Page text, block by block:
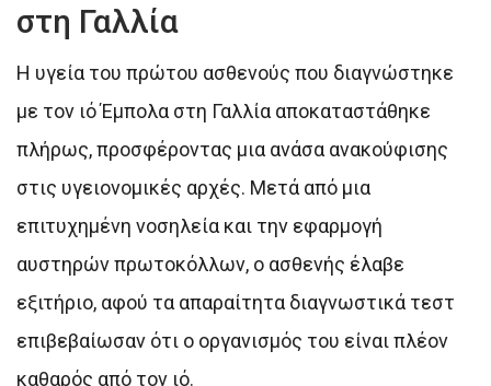
στη Γαλλία
Η υγεία του πρώτου ασθενούς που διαγνώστηκε
με τον ιό Έμπολα στη Γαλλία αποκαταστάθηκε
πλήρως, προσφέροντας μια ανάσα ανακούφισης
στις υγειονομικές αρχές. Μετά από μια
επιτυχημένη νοσηλεία και την εφαρμογή
αυστηρών πρωτοκόλλων, ο ασθενής έλαβε
εξιτήριο, αφού τα απαραίτητα διαγνωστικά τεστ
επιβεβαίωσαν ότι ο οργανισμός του είναι πλέον
καθαρός από τον ιό.